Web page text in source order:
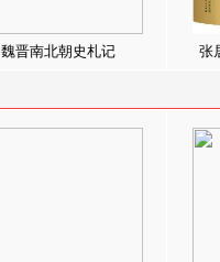
魏晋南北朝史札记 张